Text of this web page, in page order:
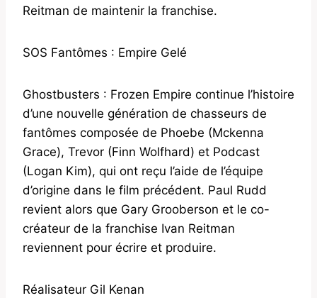
Reitman de maintenir la franchise.
SOS Fantômes : Empire Gelé
Ghostbusters : Frozen Empire continue l’histoire
d’une nouvelle génération de chasseurs de
fantômes composée de Phoebe (Mckenna
Grace), Trevor (Finn Wolfhard) et Podcast
(Logan Kim), qui ont reçu l’aide de l’équipe
d’origine dans le film précédent. Paul Rudd
revient alors que Gary Grooberson et le co-
créateur de la franchise Ivan Reitman
reviennent pour écrire et produire.
Réalisateur Gil Kenan